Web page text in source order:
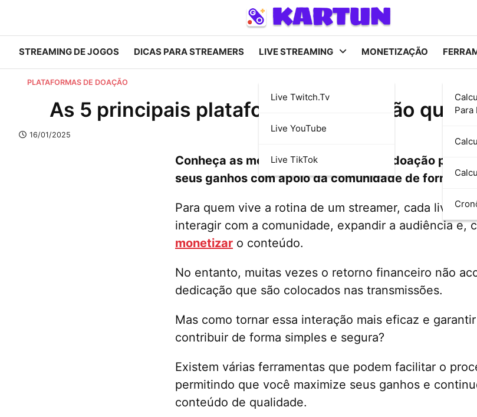
STREAMING DE JOGOS DICAS PARA STREAMERS LIVE STREAMING
Live Twitch.tv
Live YouTube
Live TikTok
MONETIZAÇÃO
Para
PLATAFORMAS DE DOAÇÃO
As 5 principais plataformas de doação que
16/01/2025
Conheça as melhores plataformas de doação para
seus ganhos com apoio da comunidade de forma
Para quem vive a rotina de um streamer, cada live é
interagir com a comunidade, expandir a audiência e,
monetizar o conteúdo.
No entanto, muitas vezes o retorno financeiro não
dedicação que são colocados nas transmissões.
Mas como tornar essa interação mais eficaz e
contribuir de forma simples e segura?
Existem várias ferramentas que podem facilitar o
permitindo que você maximize seus ganhos e
conteúdo de qualidade.